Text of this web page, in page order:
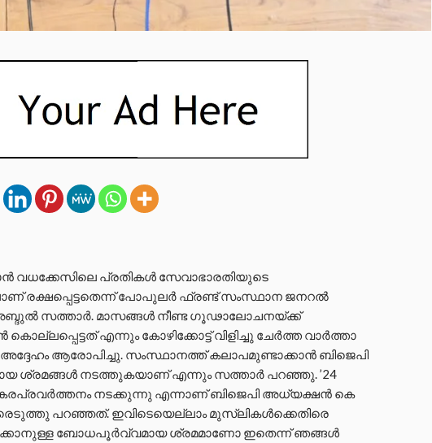
വധക്കേസിലെ പ്രതികൾ സേവാഭാരതിയുടെ
രക്ഷപ്പെട്ടതെന്ന് പോപുലർ ഫ്രണ്ട് സംസ്ഥാന ജനറൽ
സത്താർ. മാസങ്ങൾ നീണ്ട ഗൂഢാലോചനയ്ക്ക്
എന്നും കോഴിക്കോട്ട് വിളിച്ചു ചേർത്ത വാർത്താ
ആരോപിച്ചു. സംസ്ഥാനത്ത് കലാപമുണ്ടാക്കാൻ ബിജെപി
ശ്രമങ്ങൾ നടത്തുകയാണ് എന്നും സത്താർ പറഞ്ഞു. ’24
നടക്കുന്നു എന്നാണ് ബിജെപി അധ്യക്ഷൻ കെ
പറഞ്ഞത്. ഇവിടെയെല്ലാം മുസ്ലികള്‍ക്കെതിരെ
ബോധപൂർവ്വമായ ശ്രമമാണോ ഇതെന്ന് ഞങ്ങൾ